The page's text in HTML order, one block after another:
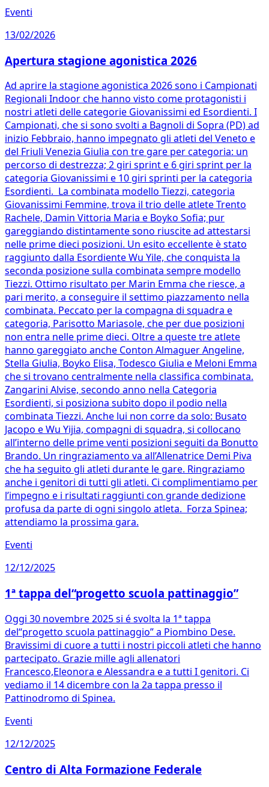
Eventi
13/02/2026
Apertura stagione agonistica 2026
Ad aprire la stagione agonistica 2026 sono i Campionati
Regionali Indoor che hanno visto come protagonisti i
nostri atleti delle categorie Giovanissimi ed Esordienti. I
Campionati, che si sono svolti a Bagnoli di Sopra (PD) ad
inizio Febbraio, hanno impegnato gli atleti del Veneto e
del Friuli Venezia Giulia con tre gare per categoria: un
percorso di destrezza; 2 giri sprint e 6 giri sprint per la
categoria Giovanissimi e 10 giri sprinti per la categoria
Esordienti. La combinata modello Tiezzi, categoria
Giovanissimi Femmine, trova il trio delle atlete Trento
Rachele, Damin Vittoria Maria e Boyko Sofia; pur
gareggiando distintamente sono riuscite ad attestarsi
nelle prime dieci posizioni. Un esito eccellente è stato
raggiunto dalla Esordiente Wu Yile, che conquista la
seconda posizione sulla combinata sempre modello
Tiezzi. Ottimo risultato per Marin Emma che riesce, a
pari merito, a conseguire il settimo piazzamento nella
combinata. Peccato per la compagna di squadra e
categoria, Parisotto Mariasole, che per due posizioni
non entra nelle prime dieci. Oltre a queste tre atlete
hanno gareggiato anche Conton Almaguer Angeline,
Stella Giulia, Boyko Elisa, Todesco Giulia e Meloni Emma
che si trovano centralmente nella classifica combinata.
Zangarini Alvise, secondo anno nella Categoria
Esordienti, si posiziona subito dopo il podio nella
combinata Tiezzi. Anche lui non corre da solo: Busato
Jacopo e Wu Yijia, compagni di squadra, si collocano
all’interno delle prime venti posizioni seguiti da Bonutto
Brando. Un ringraziamento va all’Allenatrice Demi Piva
che ha seguito gli atleti durante le gare. Ringraziamo
anche i genitori di tutti gli atleti. Ci complimentiamo per
l’impegno e i risultati raggiunti con grande dedizione
profusa da parte di ogni singolo atleta. Forza Spinea;
attendiamo la prossima gara.
Eventi
12/12/2025
1ª tappa del“progetto scuola pattinaggio”
Oggi 30 novembre 2025 si é svolta la 1ª tappa
del“progetto scuola pattinaggio” a Piombino Dese.
Bravissimi di cuore a tutti i nostri piccoli atleti che hanno
partecipato. Grazie mille agli allenatori
Francesco,Eleonora e Alessandra e a tutti I genitori. Ci
vediamo il 14 dicembre con la 2a tappa presso il
Pattinodromo di Spinea.
Eventi
12/12/2025
Centro di Alta Formazione Federale